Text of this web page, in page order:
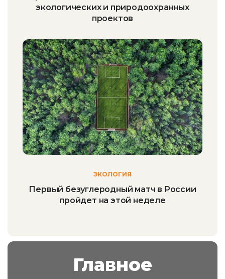
экологических и природоохранных
проектов
ЭКОЛОГИЯ
Первый безуглеродный матч в России
пройдет на этой неделе
Главное